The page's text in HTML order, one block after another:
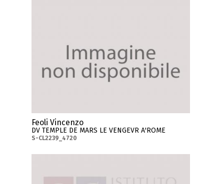
Feoli Vincenzo
DV TEMPLE DE MARS LE VENGEVR A'ROME
S-CL2239_4720